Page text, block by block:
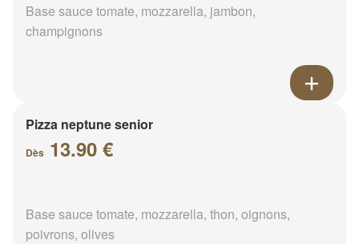
Base sauce tomate, mozzarella, jambon,
champignons
Pizza neptune senior
Dès 13.90 €
Base sauce tomate, mozzarella, thon, oignons,
poivrons, olives